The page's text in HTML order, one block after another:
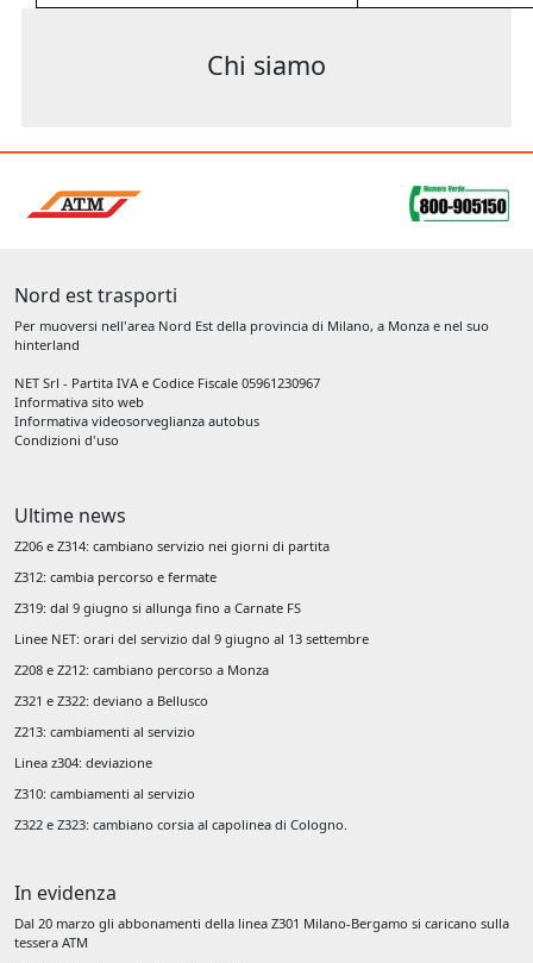
Chi siamo
Nord est trasporti
Per muoversi nell'area Nord Est della provincia di Milano, a Monza e nel suo
hinterland
NET Srl - Partita IVA e Codice Fiscale 05961230967
Informativa sito web
Informativa videosorveglianza autobus
Condizioni d'uso
Ultime news
Z206 e Z314: cambiano servizio nei giorni di partita
Z312: cambia percorso e fermate
Z319: dal 9 giugno si allunga fino a Carnate FS
Linee NET: orari del servizio dal 9 giugno al 13 settembre
Z208 e Z212: cambiano percorso a Monza
Z321 e Z322: deviano a Bellusco
Z213: cambiamenti al servizio
Linea z304: deviazione
Z310: cambiamenti al servizio
Z322 e Z323: cambiano corsia al capolinea di Cologno.
In evidenza
Dal 20 marzo gli abbonamenti della linea Z301 Milano-Bergamo si caricano sulla
tessera ATM